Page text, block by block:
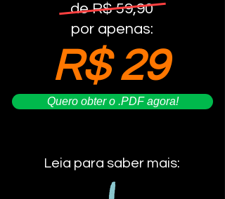
de R$ 59,90
por apenas:
R$ 29
Quero obter o .PDF agora!
Leia para saber mais: